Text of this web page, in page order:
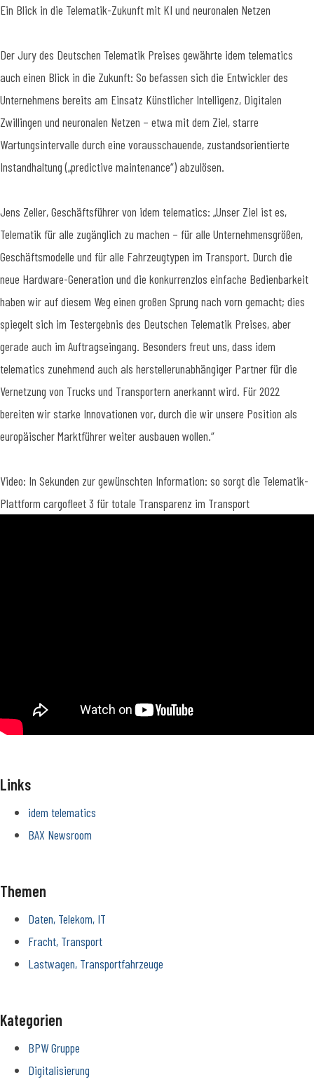
Ein Blick in die Telematik-Zukunft mit KI und neuronalen Netzen
Der Jury des Deutschen Telematik Preises gewährte idem telematics
auch einen Blick in die Zukunft: So befassen sich die Entwickler des
Unternehmens bereits am Einsatz Künstlicher Intelligenz, Digitalen
Zwillingen und neuronalen Netzen – etwa mit dem Ziel, starre
Wartungsintervalle durch eine vorausschauende, zustandsorientierte
Instandhaltung („predictive maintenance“) abzulösen.
Jens Zeller, Geschäftsführer von idem telematics: „Unser Ziel ist es,
Telematik für alle zugänglich zu machen – für alle Unternehmensgrößen,
Geschäftsmodelle und für alle Fahrzeugtypen im Transport. Durch die
neue Hardware-Generation und die konkurrenzlos einfache Bedienbarkeit
haben wir auf diesem Weg einen großen Sprung nach vorn gemacht; dies
spiegelt sich im Testergebnis des Deutschen Telematik Preises, aber
gerade auch im Auftragseingang. Besonders freut uns, dass idem
telematics zunehmend auch als herstellerunabhängiger Partner für die
Vernetzung von Trucks und Transportern anerkannt wird. Für 2022
bereiten wir starke Innovationen vor, durch die wir unsere Position als
europäischer Marktführer weiter ausbauen wollen.“
Video: In Sekunden zur gewünschten Information: so sorgt die Telematik-
Plattform cargofleet 3 für totale Transparenz im Transport
Links
idem telematics
BAX Newsroom
Themen
Daten, Telekom, IT
Fracht, Transport
Lastwagen, Transportfahrzeuge
Kategorien
BPW Gruppe
Digitalisierung